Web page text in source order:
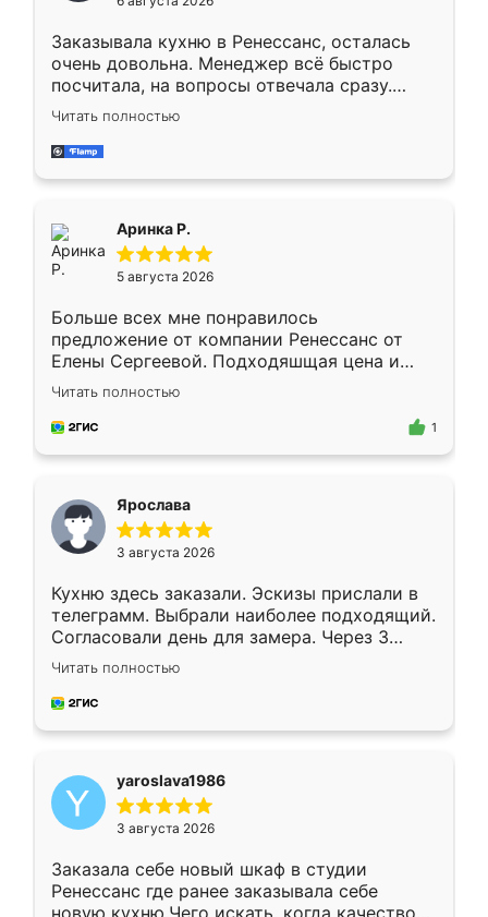
мебели буду заказывать только здесь.
Заказывала кухню в Ренессанс, осталась
очень довольна. Менеджер всё быстро
посчитала, на вопросы отвечала сразу.
Замерщик приехал в субботу, подошёл к
делу со всей ответственностью. Собрали
за день, ребята работали аккуратно, даже
Читать полностью
Аринка Р.
5 августа 2026
Больше всех мне понравилось
предложение от компании Ренессанс от
Елены Сергеевой. Подходяшщая цена и
короткие сроки изготовления. Приехавший
для замера сотрудник Владислав
предложил по моему эскизу самый
Читать полностью
1
Ярослава
3 августа 2026
Кухню здесь заказали. Эскизы прислали в
телеграмм. Выбрали наиболее подходящий.
Согласовали день для замера. Через 3
недели кухня была уже готова. Остались
довольны работой. Спасибо Ренессанс
мебель за качественную работу!
Читать полностью
yaroslava1986
3 августа 2026
Заказала себе новый шкаф в студии
Ренессанс где ранее заказывала себе
новую кухню.Чего искать, когда качеством